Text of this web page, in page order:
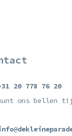
20 778 76 20
ons bellen